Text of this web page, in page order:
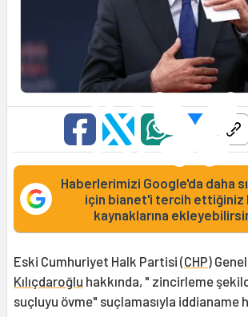
Haberlerimizi Google'da daha
için bianet'i tercih ettiğiniz
kaynaklarına
Eski Cumhuriyet Halk Partisi (CHP)
Kılıçdaroğlu hakkında, " zincirleme
suçluyu övme" suçlamasıyla iddianame